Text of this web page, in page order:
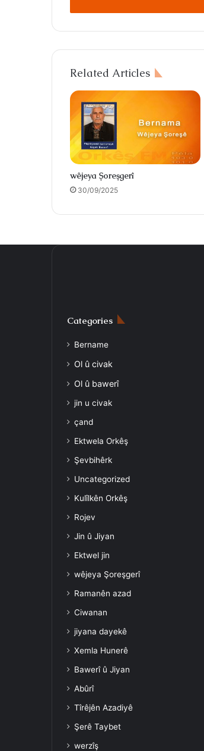
Related Articles
wêjeya Şoreşgerî
30/09/2025
Categories
Bername
Ol û civak
Ol û bawerî
jin u civak
çand
Ektwela Orkêş
Şevbihêrk
Uncategorized
Kulîlkên Orkêş
Rojev
Jin û Jiyan
Ektwel jin
wêjeya Şoreşgerî
Ramanên azad
Ciwanan
jiyana dayekê
Xemla Hunerê
Bawerî û Jiyan
Abûrî
Tîrêjên Azadiyê
Şerê Taybet
werzîş